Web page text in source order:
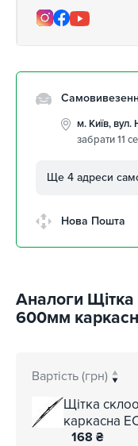
м. Київ, вул.
забрати 11
м. Київ, вул.
Дашкевича,
забрати 11
Ще 4 адреси
Нова Пошта
Аналоги Щітка
600мм
Вартість (грн)
Щітка
каркасна
168 ₴